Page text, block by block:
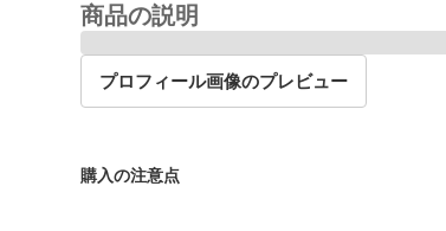
商品の説明
プロフィール画像のプレビュー
購入の注意点